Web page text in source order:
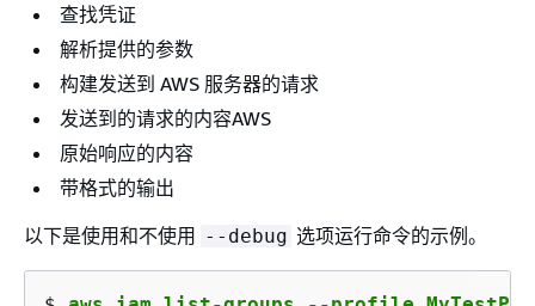
查找凭证
解析提供的参数
构建发送到 AWS 服务器的请求
发送到的请求的内容AWS
原始响应的内容
带格式的输出
以下是使用和不使用 --debug 选项运行命令的示例。